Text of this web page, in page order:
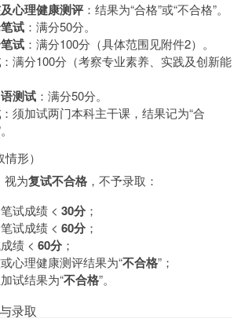
心理健康测评 ：结果为“合格”或“不合格”。
试 ：满分50分。
试 ：满分100分（具体范围见附件2）。
：满分100分（考察专业素养、实践及创新能
测试 ：满分50分。
：须加试两门本科主干课，结果记为“合
形）
视为复试不合格 ，不予录取：
试成绩 < 30分 ；
试成绩 < 60分 ；
绩 < 60分 ；
心理健康测评结果为“不合格”；
试结果为“不合格”。
录取